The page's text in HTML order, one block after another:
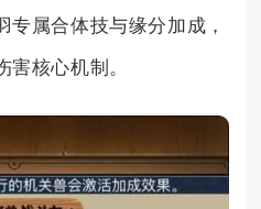
属合体技与缘分加成，
害核心机制。